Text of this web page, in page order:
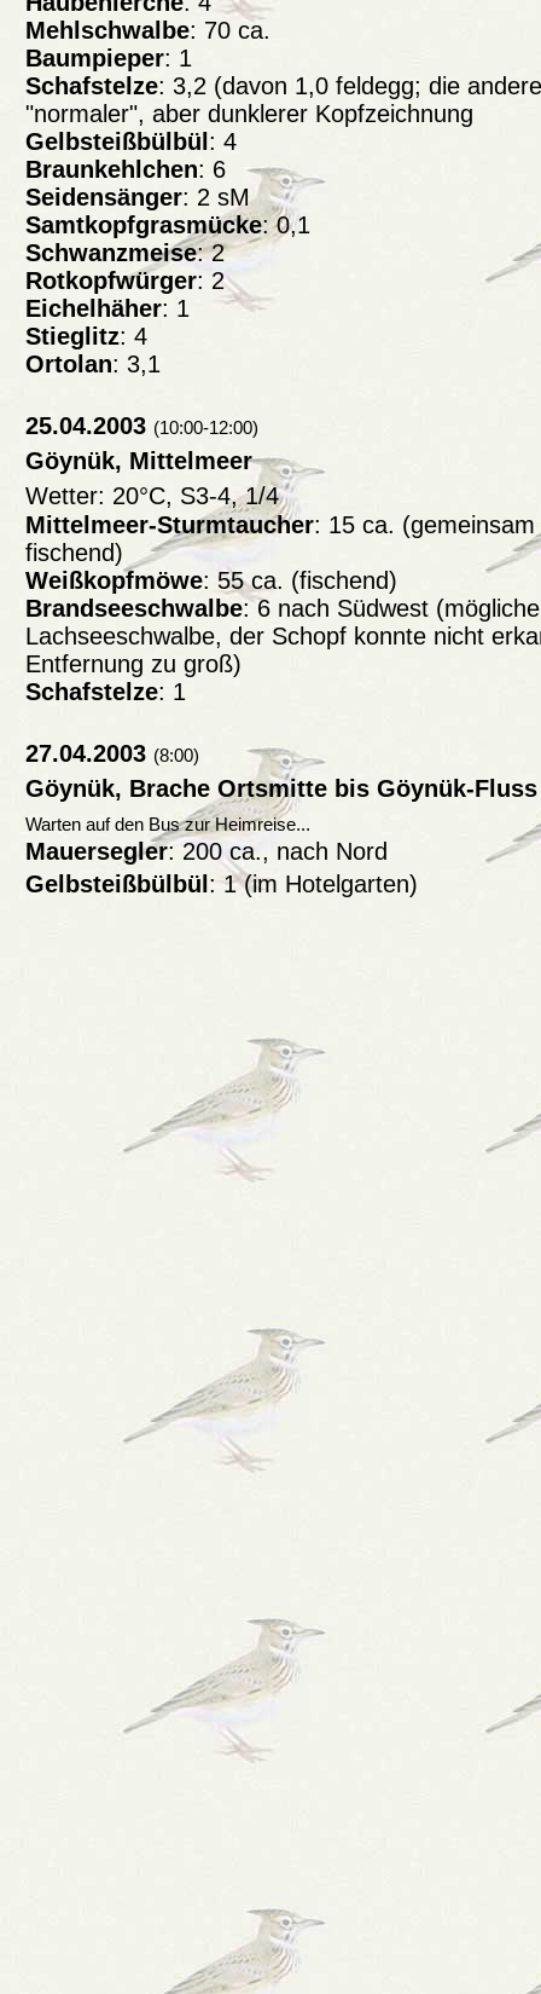
Mehlschwalbe: 70 ca.
Baumpieper: 1
Schafstelze: 3,2 (davon 1,0 feldegg; die
"normaler", aber dunklerer Kopfzeichnung
Gelbsteißbülbül : 4
Braunkehlchen: 6
Seidensänger: 2 sM
Samtkopfgrasmücke: 0,1
Schwanzmeise: 2
Rotkopfwürger: 2
Eichelhäher: 1
Stieglitz: 4
Ortolan: 3,1
25.04.2003 (10:00-12:00)
Göynük, Mittelmeer
Wetter: 20°C, S3-4, 1/4
Mittelmeer-Sturmtaucher: 15 ca.
fischend)
Weißkopfmöwe: 55 ca. (fischend)
Brandseeschwalbe: 6 nach Südwest
Lachseeschwalbe, der Schopf konnte nicht
Entfernung zu groß)
Schafstelze: 1
27.04.2003 (8:00)
Göynük, Brache Ortsmitte bis Göynük-Fluss
Warten auf den Bus zur Heimreise...
Mauersegler: 200 ca., nach Nord
Gelbsteißbülbül : 1 (im Hotelgarten)